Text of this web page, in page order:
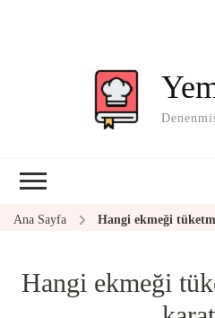
Ana Sayfa Hangi ekmeği
Hangi ekmeği